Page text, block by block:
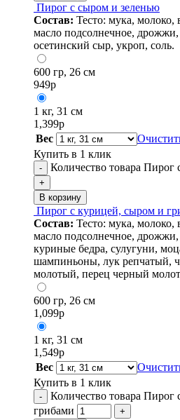
Пирог с сыром и зеленью
Состав: Тесто: мука, молоко,
масло подсолнечное, дрожжи,
осетинский сыр, укроп, соль.
600 гр, 26 см
949р
1 кг, 31 см
1,399р
Вес
Купить в 1 клик
- Количество товара Пирог
+
В корзину
Пирог с курицей, сыром и
Состав: Тесто: мука, молоко,
масло подсолнечное, дрожжи,
куриные бедра, сулугуни,
шампиньоны, лук репчатый,
молотый, перец черный
600 гр, 26 см
1,099р
1 кг, 31 см
1,549р
Вес
Купить в 1 клик
-
Количество товара
грибами
+